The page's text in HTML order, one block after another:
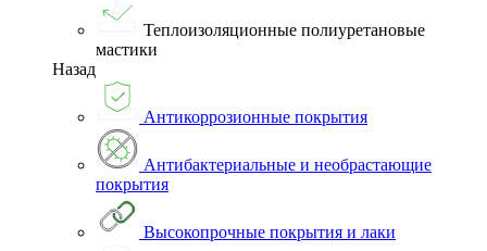
Теплоизоляционные полиуретановые
мастики
Назад
Антикоррозионные покрытия
Антибактериальные и необрастающие
покрытия
Высокопрочные покрытия и лаки